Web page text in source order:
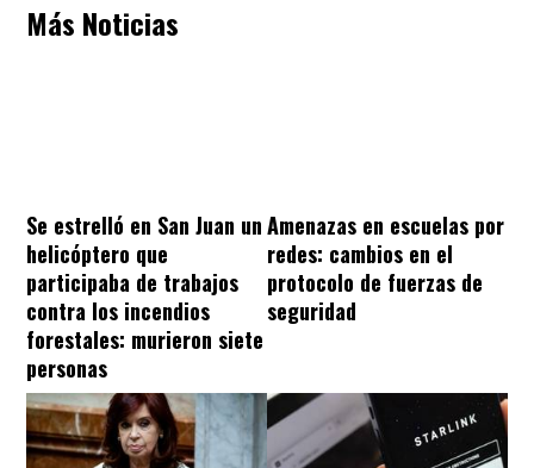
Más Noticias
Se estrelló en San Juan un
helicóptero que
participaba de trabajos
contra los incendios
forestales: murieron siete
personas
Amenazas en escuelas por
redes: cambios en el
protocolo de fuerzas de
seguridad